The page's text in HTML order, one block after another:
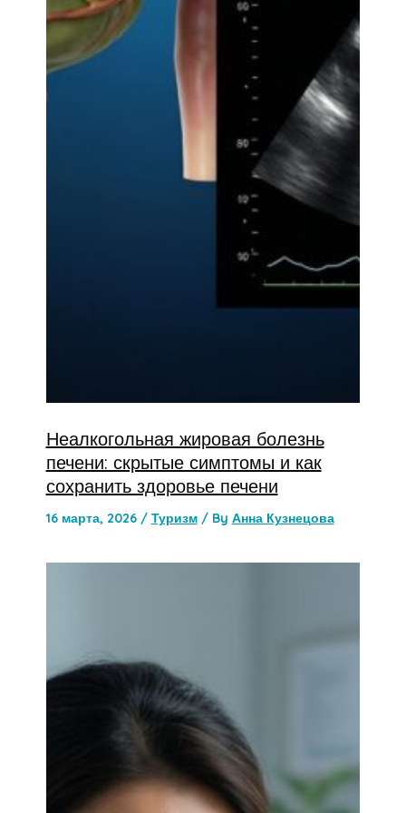
Неалкогольная жировая болезнь
печени: скрытые симптомы и как
сохранить здоровье печени
16 марта, 2026 / Туризм/ By Анна Кузнецова